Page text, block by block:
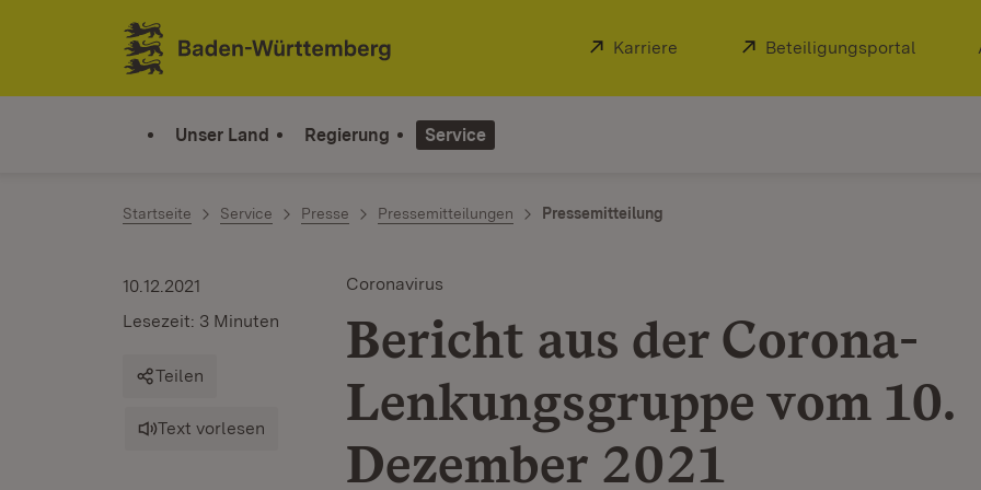
Zum Inhalt springen
Link zur Startseite
Extern:
Karriere (Öffnet in neuem Fenster)
Extern:
Beteiligungsportal
Unser Land Regierung Service
Startseite Service Presse Pressemitteilungen Pressemitteilung
Coronavirus
Bericht aus der Corona-
Lenkungsgruppe vom 10.
Dezember 2021
10.12.2021
Lesezeit: 3 Minuten
Teilen
Text vorlesen